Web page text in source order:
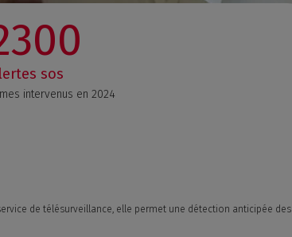
sos
intervenus en 2024
de télésurveillance, elle permet une détection anticipée des